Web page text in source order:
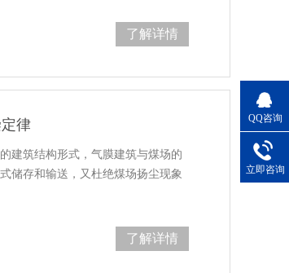
了解详情
律
建筑结构形式，气膜建筑与煤场的
储存和输送，又杜绝煤场扬尘现象
了解详情
QQ咨询
立即咨询